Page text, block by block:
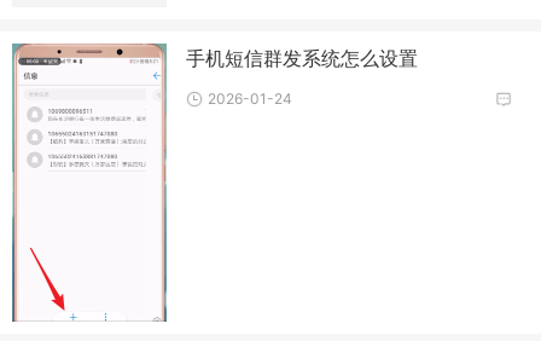
手机短信群发系统怎么设置
2026-01-24